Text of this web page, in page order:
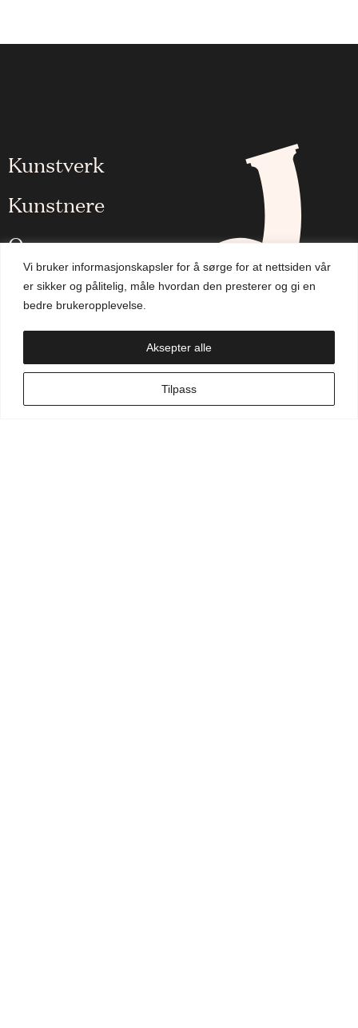
Vi bruker informasjonskapsler for å sørge for at nettsiden vår
er sikker og pålitelig, måle hvordan den presterer og gi en
bedre brukeropplevelse.
Tilpass
Aksepter alle
Kunstverk
Kunstnere
Om oss
Aktuelt
Handlekurv
NO